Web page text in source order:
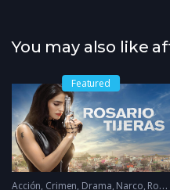
You may also like
2025
Featured
Acción, Crimen, Drama, Narco, Romance